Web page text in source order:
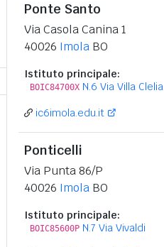
Ponte Santo
Via Casola Canina 1
40026 Imola BO
Istituto principale:
BOIC84700X N.6 Via Villa Clelia
ic6imola.edu.it
Ponticelli
Via Punta 86/P
40026 Imola BO
Istituto principale:
BOIC85600P N.7 Via Vivaldi